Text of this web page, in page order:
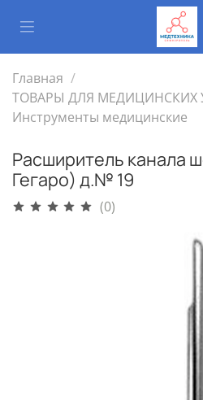
Главная
ТОВАРЫ ДЛЯ МЕДИЦИНСКИХ
Инструменты медицинские
Расширитель канала
Гегаро) д.№ 19
(0)